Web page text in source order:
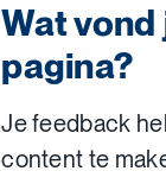
Wat vond
pagina?
Je feedback
content te